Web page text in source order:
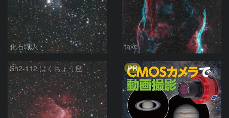
化石職人 take
Sh2-112 はくちょう座 PR